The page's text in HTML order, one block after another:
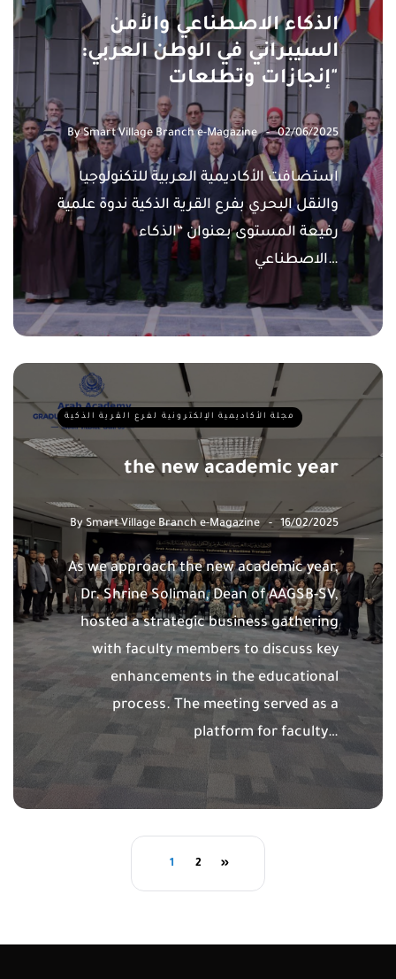
الذكاء الاصطناعي والأمن
السيبراني في الوطن العربي:
إنجازات وتطلعات"
BySmart Village Branch e-Magazine 02/06/2025
استضافت الأكاديمية العربية للتكنولوجيا
والنقل البحري بفرع القرية الذكية ندوة علمية
رفيعة المستوى بعنوان “الذكاء
الاصطناعي…
مجلة الأكاديمية الإلكترونية لفرع القرية الذكية
the new academic year
BySmart Village Branch e-Magazine 16/02/2025
As we approach the new academic year,
Dr. Shrine Soliman, Dean of AAGSB-SV,
hosted a strategic business gathering
with faculty members to discuss key
enhancements in the educational
process. The meeting served as a
platform for faculty…
1 2 »